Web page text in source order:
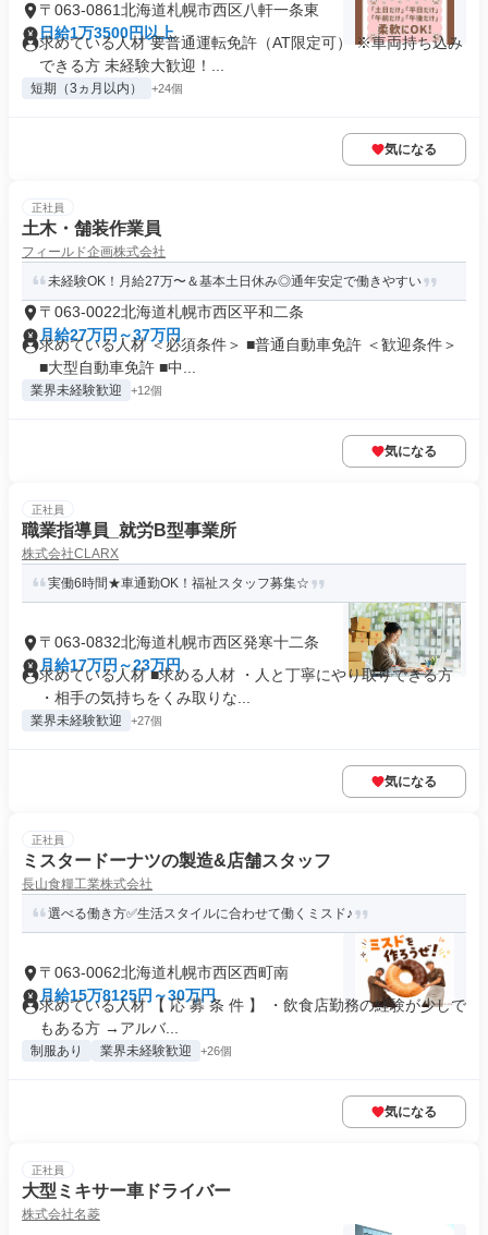
〒063-0861北海道札幌市西区八軒一条東
日給1万3500円以上
求めている人材 要普通運転免許（AT限定可） ※車両持ち込み
できる方 未経験大歓迎！...
短期（3ヵ月以内） +24個
気になる
正社員
土木・舗装作業員
フィールド企画株式会社
未経験OK！月給27万〜＆基本土日休み◎通年安定で働きやすい
〒063-0022北海道札幌市西区平和二条
月給27万円～37万円
求めている人材 ＜必須条件＞ ■普通自動車免許 ＜歓迎条件＞
■大型自動車免許 ■中...
業界未経験歓迎 +12個
気になる
正社員
職業指導員_就労B型事業所
株式会社CLARX
実働6時間★車通勤OK！福祉スタッフ募集☆
〒063-0832北海道札幌市西区発寒十二条
月給17万円～23万円
求めている人材 ■求める人材 ・人と丁寧にやり取りできる方
・相手の気持ちをくみ取りな...
業界未経験歓迎 +27個
気になる
正社員
ミスタードーナツの製造&店舗スタッフ
長山食糧工業株式会社
選べる働き方✅生活スタイルに合わせて働くミスド♪
〒063-0062北海道札幌市西区西町南
月給15万8125円～30万円
求めている人材 【 応 募 条 件 】 ・飲食店勤務の経験が少しで
もある方 →アルバ...
制服あり 業界未経験歓迎 +26個
気になる
正社員
大型ミキサー車ドライバー
株式会社名菱